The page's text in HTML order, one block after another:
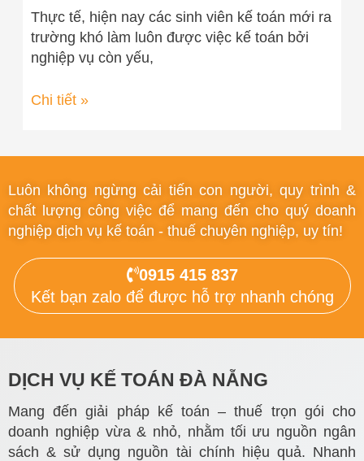
Thực tế, hiện nay các sinh viên kế toán mới ra
trường khó làm luôn được việc kế toán bởi
nghiệp vụ còn yếu,
Chi tiết »
Luôn không ngừng cải tiến con người, quy trình &
chất lượng công việc để mang đến cho quý doanh
nghiệp dịch vụ kế toán - thuế chuyên nghiệp, uy tín!
0915 415 837
Kết bạn zalo để được hỗ trợ nhanh chóng
DỊCH VỤ KẾ TOÁN ĐÀ NẴNG
Mang đến giải pháp kế toán – thuế trọn gói cho
doanh nghiệp vừa & nhỏ, nhằm tối ưu nguồn ngân
sách & sử dụng nguồn tài chính hiệu quả. Nhanh